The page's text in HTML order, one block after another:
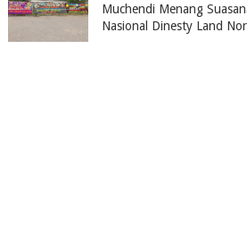
Muchendi Menang
Nasional Dinesty Land